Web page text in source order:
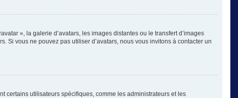
», la galerie d’avatars, les images distantes ou le transfert d’images
Si vous ne pouvez pas utiliser d’avatars, nous vous invitons à contacter un
certains utilisateurs spécifiques, comme les administrateurs et les